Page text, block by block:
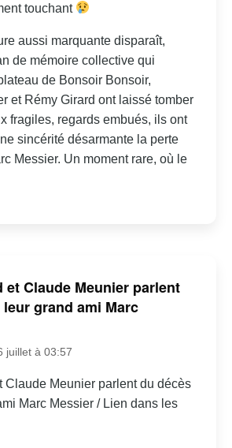
touchant
aussi marquante disparaît,
de mémoire collective qui
de Bonsoir Bonsoir,
et Rémy Girard ont laissé tomber
fragiles, regards embués, ils ont
sincérité désarmante la perte
Messier. Un moment rare, où le
et Claude Meunier parlent
grand ami Marc
juillet à 03:57
Claude Meunier parlent du décès
Marc Messier / Lien dans les